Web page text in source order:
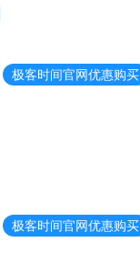
极客时间官网优惠购买
极客时间官网优惠购买